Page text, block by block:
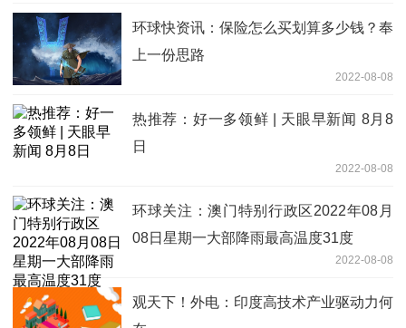
环球快资讯：保险怎么买划算多少钱？奉
上一份思路
2022-08-08
热推荐：好一多领鲜 | 天眼早新闻 8月8
日
2022-08-08
环球关注：澳门特别行政区2022年08月
08日星期一大部降雨最高温度31度
2022-08-08
观天下！外电：印度高技术产业驱动力何